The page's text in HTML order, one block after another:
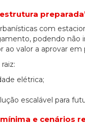
com
podendo
ao valor a aprovar em
elétrica;
escalável para
e cenários